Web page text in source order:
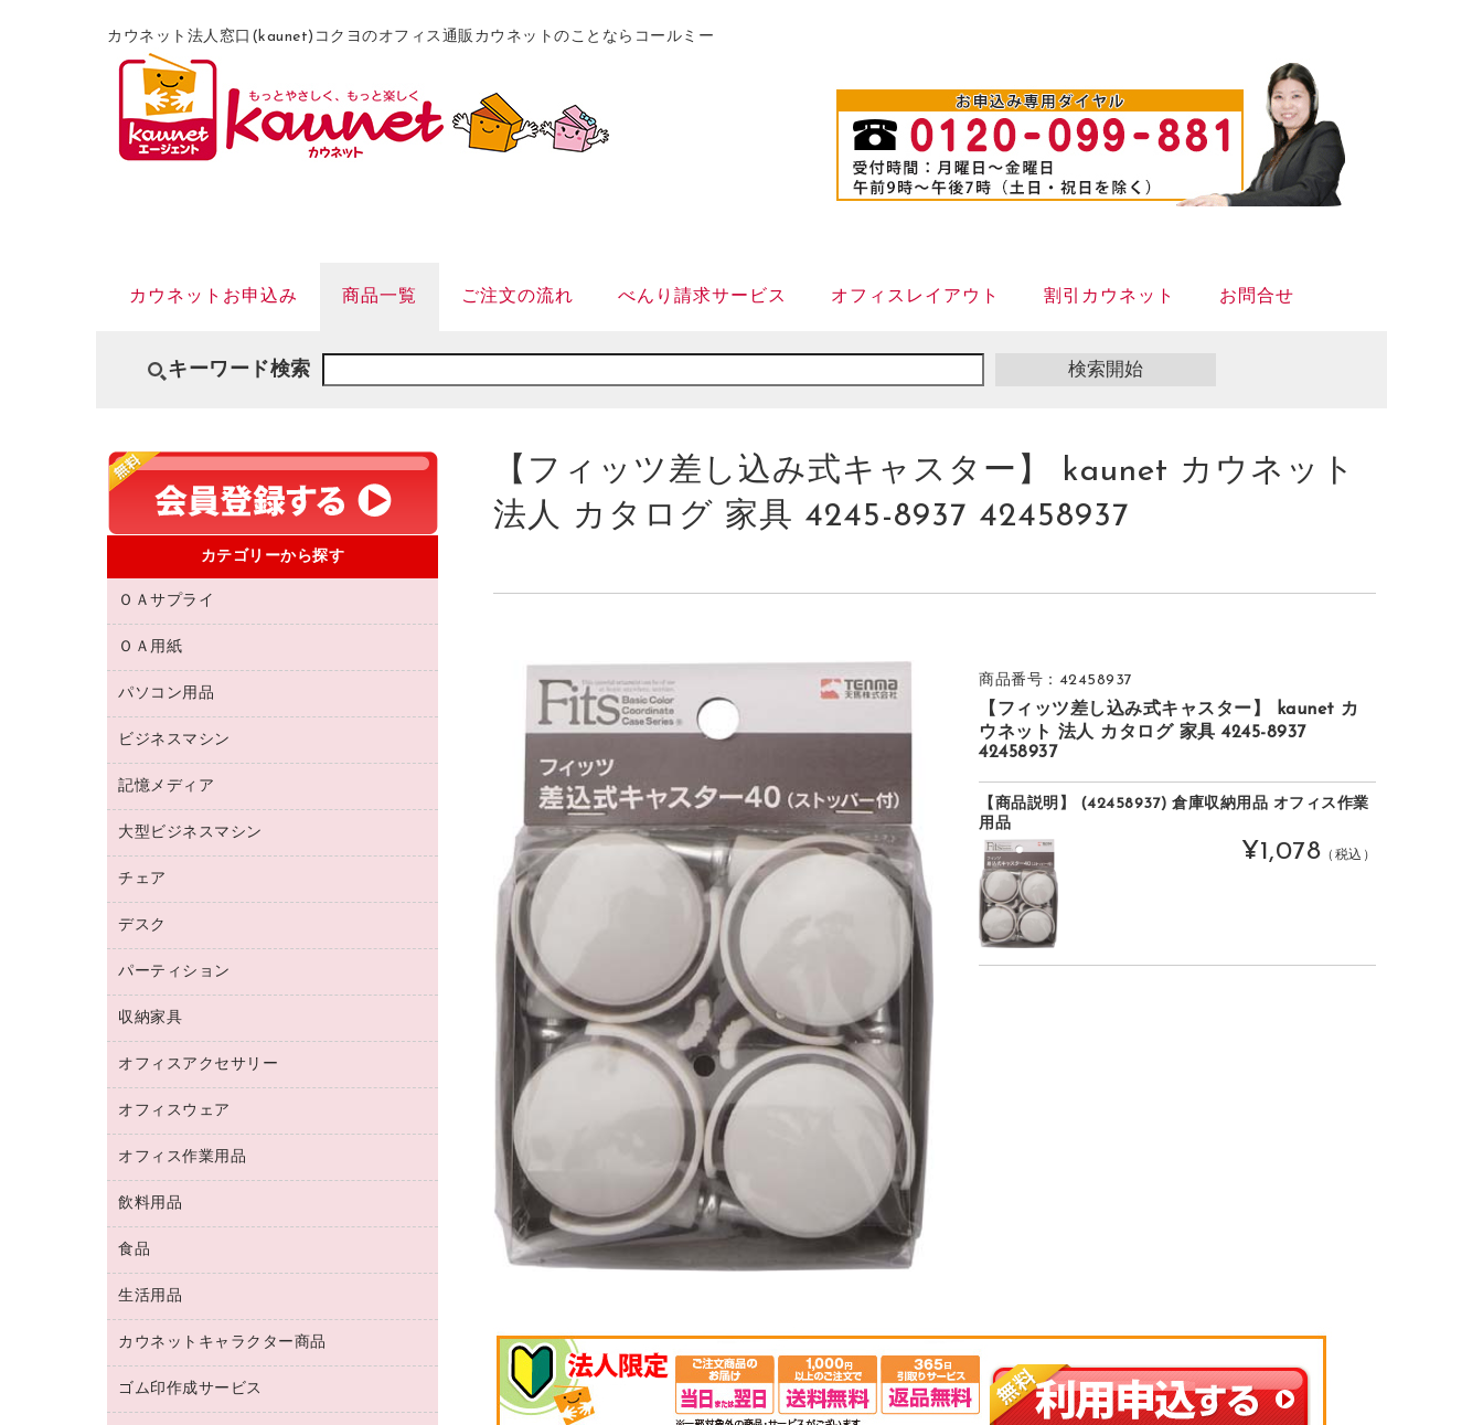
カウネット法人窓口(kaunet)コクヨのオフィス通販カウネットのことならコールミー
カウネットお申込み 商品一覧 ご注文の流れ べんり請求サービス オフィスレイアウト 割引カウネット お問合せ
キーワード検索
【フィッツ差し込み式キャスター】 kaunet カウネット
法人 カタログ 家具 4245-8937 42458937
商品番号：42458937
【フィッツ差し込み式キャスター】 kaunet カ
ウネット 法人 カタログ 家具 4245-8937
42458937
【商品説明】 (42458937) 倉庫収納用品 オフィス作業
用品
¥1,078 （税込）
カテゴリーから探す
ＯＡサプライ
互換インクカートリッジ
リサイクルトナー（プール方式）
リサイクルインクカートリッジ
プリンタ用リボン
トナーカートリッジ
コピートナー
インクカートリッジ
ＯＡ用紙
名刺用紙
ワープロ用紙
ラベル用紙
プロッター用紙
ハガキ用紙
その他コピー用紙・プリンタ用紙
コピー用紙
パソコン用品
パソコン周辺機器
マウスパッド
マウス
パソコンバッグ／収納用品
ネットワーク／ＬＡＮ機器
ネットワーク／ＬＡＮアクセサリー
セキュリティ用品
ＵＳＢハブ／ＵＳＢアクセサリー
ＯＡフィルター
ＯＡクリーナー／エアダスター
ＨＤＤ／ＳＳＤ
ディスプレイモニター
ビジネスマシン
電話機
レーザープリンタ／複合機
メモリーカード
プロジェクタ
ファクシミリ
デジタルカメラ
スキャナー
コピー機
記憶メディア
ブルーレイディスク
ＣＤ－ＲＷ
ＣＤ－Ｒ
メディア収納用品
大型ビジネスマシン
プリンタ
チェア
応接イス・ベンチ
オフィスチェア
デスク
ミーティングテーブル
デスク
カウンター
パーティション
ホワイトボード・黒板
収納家具
保管庫・書庫
ロッカー・下駄箱
その他収納
オフィスアクセサリー
オフィスアクセサリー
オフィスウェア
医療・介護・ワーキングウェア
ブラウス・シャツ
アウター
オフィス作業用品
養生用品
防災用備蓄食品・飲料
台車・脚立
倉庫収納用品
作業用雑貨
飲料用品
緑茶飲料
茶葉・インスタント
紅茶・バラエティ飲料
レギュラーコーヒー
ミルク・シュガー
食品
食品
生活用品
浴室用品
台所用洗剤
掃除用品
カウネットキャラクター商品
カウネットキャラクター商品
ゴム印作成サービス